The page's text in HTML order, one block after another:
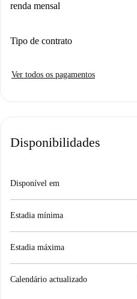
renda mensal
Tipo de contrato
Ver todos os pagamentos
Disponibilidades
Disponível em
Estadia mínima
Estadia máxima
Calendário actualizado